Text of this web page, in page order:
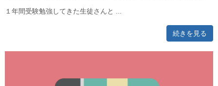
１年間受験勉強してきた生徒さんと ...
続きを見る